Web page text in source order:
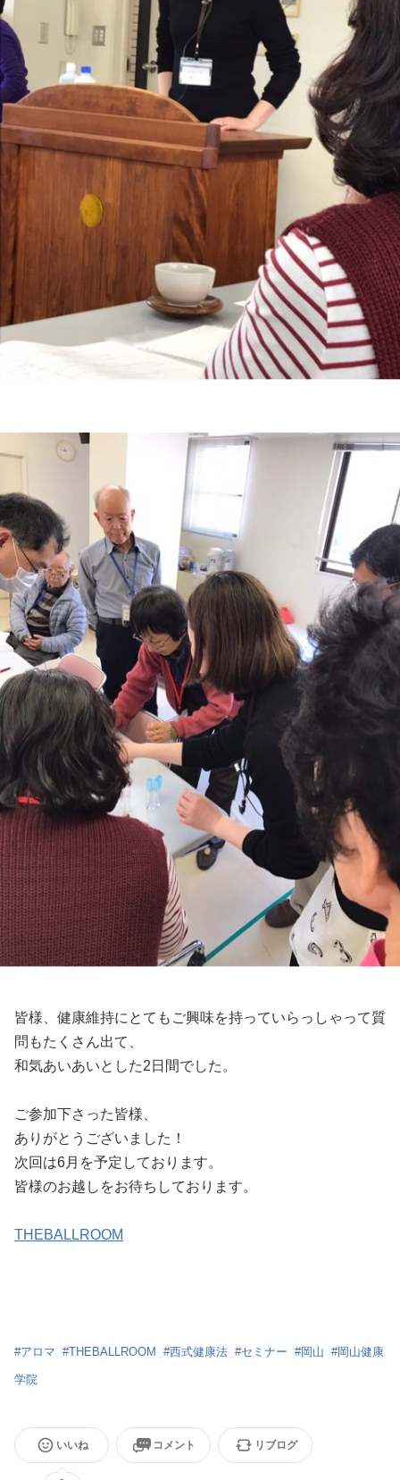
皆様、健康維持にとてもご興味を持っていらっしゃって質
問もたくさん出て、
和気あいあいとした2日間でした。
ご参加下さった皆様、
ありがとうございました！
次回は6月を予定しております。
皆様のお越しをお待ちしております。
THEBALLROOM
#アロマ #THEBALLROOM #西式健康法 #セミナー #岡山 #岡山健康
学院
いいね コメント リブログ